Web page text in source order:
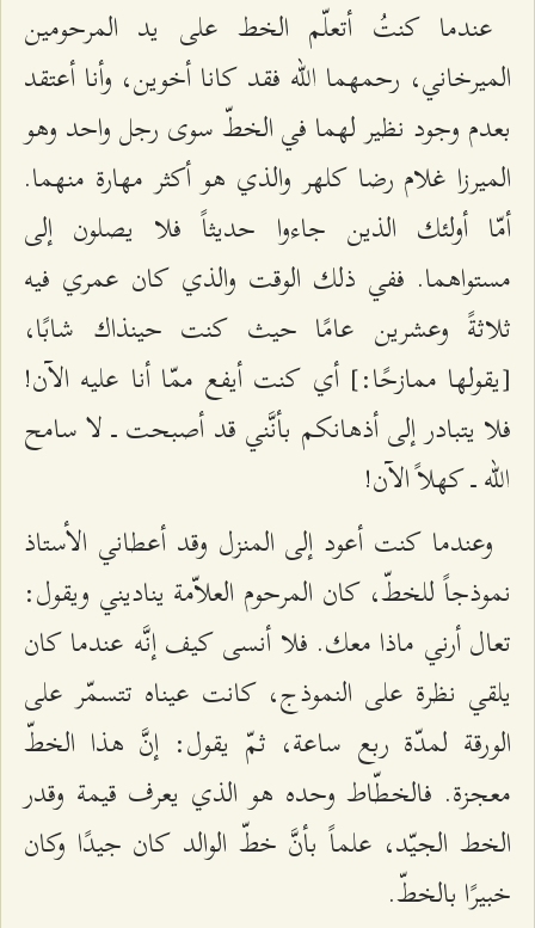
عندما كنتُ أتعلّم الخط على يد المرحومين
الميرخاني، رحمهما الله فقد كانا أخوين، وأنا أعتقد
بعدم وجود نظير لهما في الخطّ سوى رجل واحد وهو
الميرزا غلام رضا كلهر والذي هو أكثر مهارة منهما.
أمّا أولئك الذين جاءوا حديثاً فلا يصلون إلى
مستواهما. ففي ذلك الوقت والذي كان عمري فيه
ثلاثةً وعشرين عامًا حيث كنت حينذاك شابًا،
[يقولها ممازحًا:] أي كنت أيفع ممّا أنا عليه الآن!
فلا يتبادر إلى أذهانكم بأنَّني قد أصبحت ــ لا سامح
الله ــ كهلاً الآن!
وعندما كنت أعود إلى المنزل وقد أعطاني الأستاذ
نموذجاً للخطّ، كان المرحوم العلاّمة يناديني ويقول:
تعال أرني ماذا معك. فلا أنسى كيف إنَّه عندما كان
يلقي نظرة على النموذج، كانت عيناه تتسمّر على
الورقة لمدّة ربع ساعة، ثمّ يقول: إنَّ هذا الخطّ
معجزة. فالخطّاط وحده هو الذي يعرف قيمة وقدر
الخط الجيّد، علماً بأنَّ خطّ الوالد كان جيدًا وكان
خبيرًا بالخطّ.